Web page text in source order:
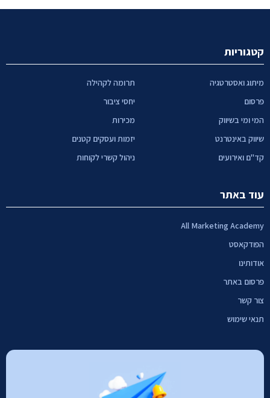
קטגוריות
מיתוג ואסטרטגיה
פרסום
המי ומי בשיווק
שיווק באינטרנט
קד"ם ואירועים
תרומה לקהילה
יחסי ציבור
מכירות
יזמות ועסקים קטנים
ניהול קשרי לקוחות
עוד באתר
All Marketing Academy
הפודקאסט
אודותינו
פרסום באתר
צור קשר
תנאי שימוש